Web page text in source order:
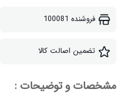
فروشنده 100081
تضمین اصالت کالا
مشخصات و توضیحات :